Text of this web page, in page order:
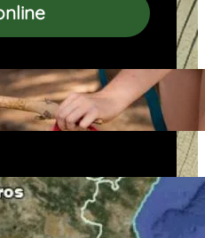
libre